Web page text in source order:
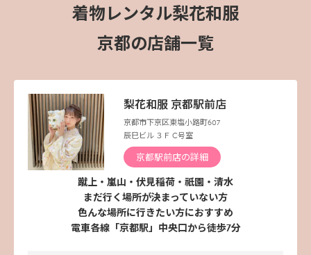
着物レンタル梨花和服
京都の店舗一覧
梨花和服 京都駅前店
京都市下京区東塩小路町607
辰巳ビル ３Ｆ C号室
京都駅前店の詳細
蹴上・嵐山・伏見稲荷・祇園・清水
まだ行く場所が決まっていない方
色んな場所に行きたい方におすすめ
電車各線「京都駅」中央口から徒歩7分